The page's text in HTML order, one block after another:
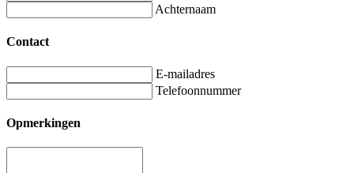
Achternaam
Contact
E-mailadres
Telefoonnummer
Opmerkingen